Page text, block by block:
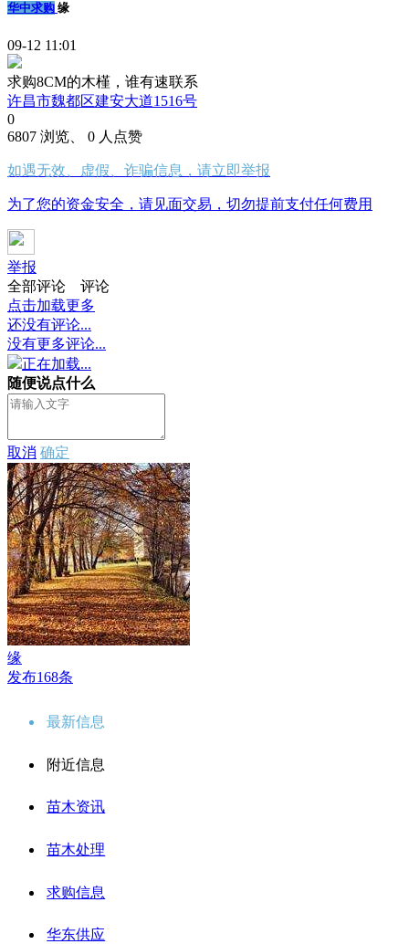
华中求购 缘
09-12 11:01
求购8CM的木槿，谁有速联系
许昌市魏都区建安大道1516号
0
6807 浏览、 0 人点赞
如遇无效、虚假、诈骗信息，请立即举报
为了您的资金安全，请见面交易，切勿提前支付任何费用
举报
全部评论
评论
点击加载更多
还没有评论...
没有更多评论...
正在加载...
随便说点什么
取消 确定
缘
发布168条
最新信息
附近信息
苗木资讯
苗木处理
求购信息
华东供应